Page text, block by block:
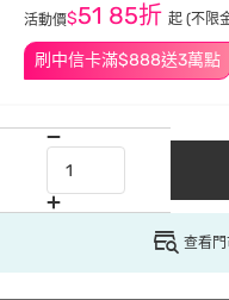
刷中信卡滿$888送3萬點
活動價$51 85折 起 (不限
查看